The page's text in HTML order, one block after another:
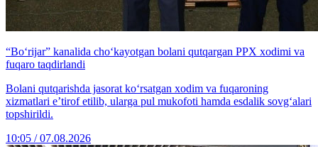
“Bo‘rijar” kanalida cho‘kayotgan bolani qutqargan PPX xodimi va
fuqaro taqdirlandi
Bolani qutqarishda jasorat ko‘rsatgan xodim va fuqaroning
xizmatlari e’tirof etilib, ularga pul mukofoti hamda esdalik sovg‘alari
topshirildi.
10:05 / 07.08.2026